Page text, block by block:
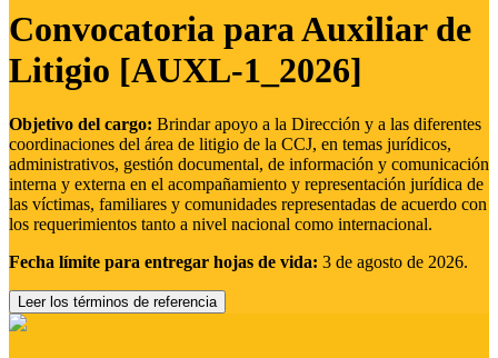
Convocatoria para Auxiliar de
Litigio [AUXL-1_2026]
Objetivo del cargo: Brindar apoyo a la Dirección y a las diferentes
coordinaciones del área de litigio de la CCJ, en temas jurídicos,
administrativos, gestión documental, de información y comunicación
interna y externa en el acompañamiento y representación jurídica de
las víctimas, familiares y comunidades representadas de acuerdo con
los requerimientos tanto a nivel nacional como internacional.
Fecha límite para entregar hojas de vida: 3 de agosto de 2026.
Leer los términos de referencia